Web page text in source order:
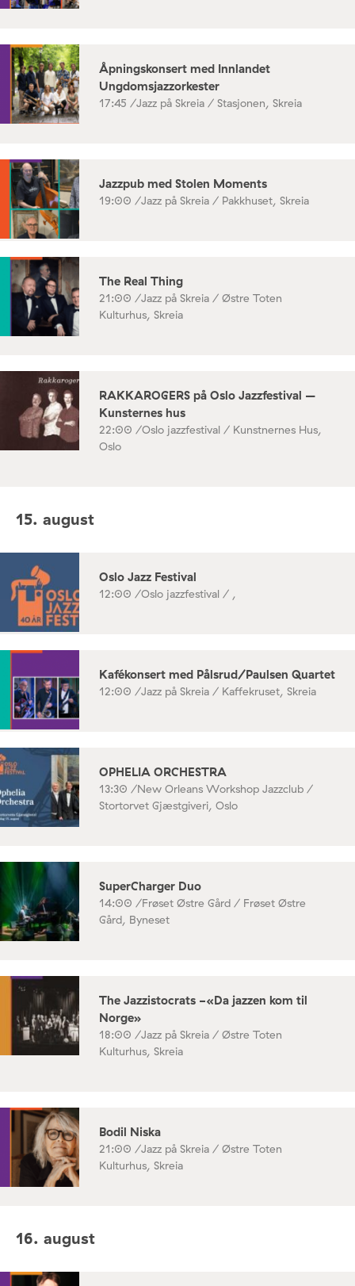
Åpningskonsert med Innlandet
Ungdomsjazzorkester
17:45 /Jazz på Skreia / Stasjonen, Skreia
Jazzpub med Stolen Moments
19:00 /Jazz på Skreia / Pakkhuset, Skreia
The Real Thing
21:00 /Jazz på Skreia / Østre Toten
Kulturhus, Skreia
RAKKAROGERS på Oslo Jazzfestival –
Kunsternes hus
22:00 /Oslo jazzfestival / Kunstnernes Hus,
Oslo
15. august
Oslo Jazz Festival
12:00 /Oslo jazzfestival / ,
Kafékonsert med Pålsrud/Paulsen Quartet
12:00 /Jazz på Skreia / Kaffekruset, Skreia
OPHELIA ORCHESTRA
13:30 /New Orleans Workshop Jazzclub /
Stortorvet Gjæstgiveri, Oslo
SuperCharger Duo
14:00 /Frøset Østre Gård / Frøset Østre
Gård, Byneset
The Jazzistocrats -«Da jazzen kom til
Norge»
18:00 /Jazz på Skreia / Østre Toten
Kulturhus, Skreia
Bodil Niska
21:00 /Jazz på Skreia / Østre Toten
Kulturhus, Skreia
16. august